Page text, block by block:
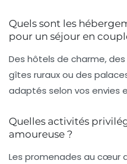
Quels sont les
pour un séjour en
Des hôtels de charme,
gîtes ruraux ou des
adaptés selon vos envies
Quelles activités
amoureuse ?
Les promenades au cœur